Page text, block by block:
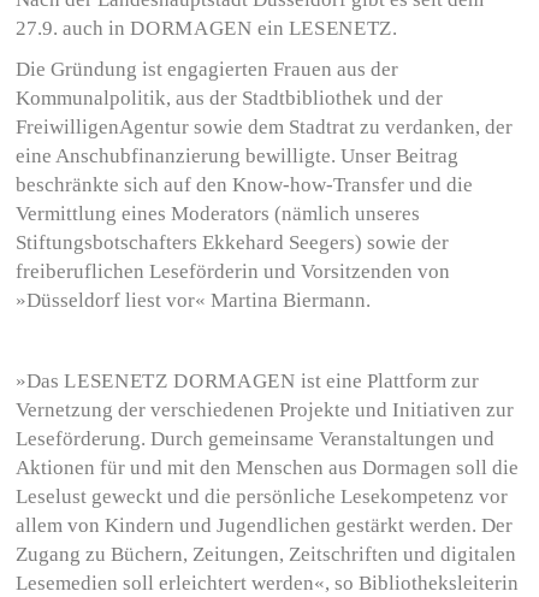
27.9. auch inDORMAGEN ein LESENETZ.
Die Gründung ist engagierten Frauen aus der
Kommunalpolitik, aus der Stadtbibliothek und der
FreiwilligenAgentur sowie dem Stadtrat zu verdanken, der
eine Anschubfinanzierung bewilligte. Unser Beitrag
beschränkte sich auf den Know-how-Transfer und die
Vermittlung eines Moderators (nämlich unseres
Stiftungsbotschafters Ekkehard Seegers) sowie der
freiberuflichen Leseförderin und Vorsitzenden von
»Düsseldorf liest vor« Martina Biermann.
»DasLESENETZ DORMAGEN ist eine Plattform zur
Vernetzung der verschiedenen Projekte und Initiativen zur
Leseförderung. Durch gemeinsame Veranstaltungen und
Aktionen für und mit den Menschen aus Dormagen soll die
Leselust geweckt und die persönliche Lesekompetenz vor
allem von Kindern und Jugendlichen gestärkt werden. Der
Zugang zu Büchern, Zeitungen, Zeitschriften und digitalen
Lesemedien soll erleichtert werden«, so Bibliotheksleiterin